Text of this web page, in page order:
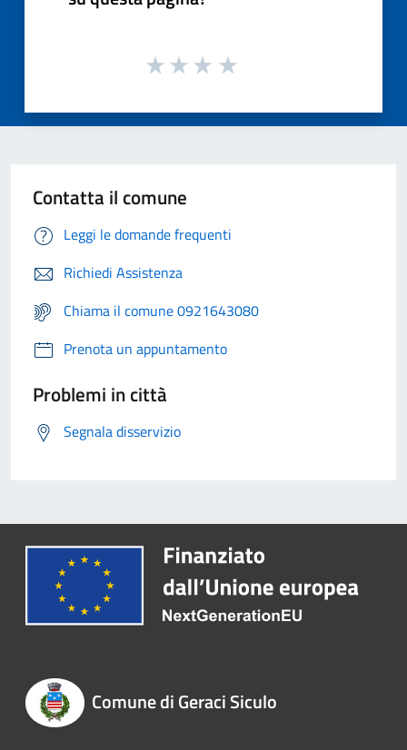
Contatta il comune
Leggi le domande frequenti
Richiedi Assistenza
Chiama il comune 0921643080
Prenota un appuntamento
Problemi in città
Segnala disservizio
Comune di Geraci Siculo